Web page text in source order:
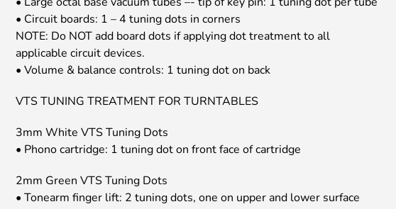
• Circuit boards: 1 – 4 tuning dots in corners
NOTE: Do NOT add board dots if applying dot treatment to all
applicable circuit devices.
• Volume & balance controls: 1 tuning dot on back
VTS TUNING TREATMENT FOR TURNTABLES
3mm White VTS Tuning Dots
• Phono cartridge: 1 tuning dot on front face of cartridge
2mm Green VTS Tuning Dots
• Tonearm finger lift: 2 tuning dots, one on upper and lower surface